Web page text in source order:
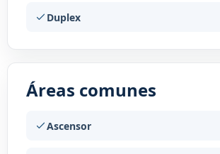
Duplex
Áreas comunes
Ascensor